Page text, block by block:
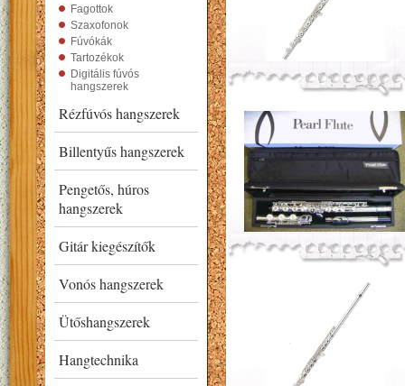
Fagottok
Szaxofonok
Fúvókák
Tartozékok
Digitális fúvós
hangszerek
Rézfúvós hangszerek
Billentyűs hangszerek
Pengetős, húros
hangszerek
Gitár kiegészítők
Vonós hangszerek
Ütőshangszerek
Hangtechnika